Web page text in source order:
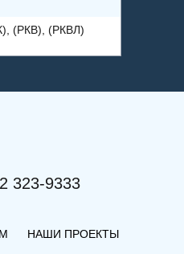
(РКВ), (РКВЛ)
323-9333
НАШИ ПРОЕКТЫ